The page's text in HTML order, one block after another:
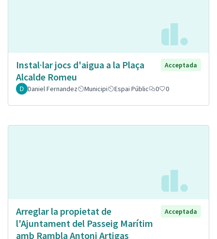
Instal·lar jocs d'aigua a la Plaça
Alcalde Romeu
Acceptada
Daniel Fernandez Municipi Espai Públic 0 0
Arreglar la propietat de
l'Ajuntament del Passeig Marítim
amb Rambla Antoni Artigas
Acceptada